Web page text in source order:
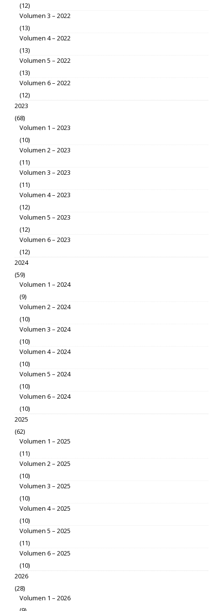
(12)
Volumen 3 – 2022
(13)
Volumen 4 – 2022
(13)
Volumen 5 – 2022
(13)
Volumen 6 – 2022
(12)
2023
(68)
Volumen 1 – 2023
(10)
Volumen 2 – 2023
(11)
Volumen 3 – 2023
(11)
Volumen 4 – 2023
(12)
Volumen 5 – 2023
(12)
Volumen 6 – 2023
(12)
2024
(59)
Volumen 1 – 2024
(9)
Volumen 2 – 2024
(10)
Volumen 3 – 2024
(10)
Volumen 4 – 2024
(10)
Volumen 5 – 2024
(10)
Volumen 6 – 2024
(10)
2025
(62)
Volumen 1 – 2025
(11)
Volumen 2 – 2025
(10)
Volumen 3 – 2025
(10)
Volumen 4 – 2025
(10)
Volumen 5 – 2025
(11)
Volumen 6 – 2025
(10)
2026
(28)
Volumen 1 – 2026